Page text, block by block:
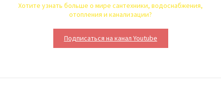
Хотите узнать больше о мире сантехники, водоснабжения,
отопления и канализации?
Подписаться на канал Youtube